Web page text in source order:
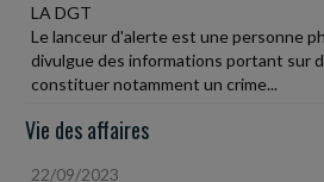
LA DGT
Le lanceur d'alerte est une personne
divulgue des informations portant sur
constituer notamment un crime...
Vie des affaires
22/09/2023